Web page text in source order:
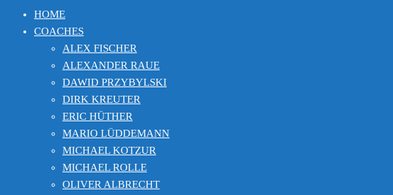
HOME
COACHES
ALEX FISCHER
ALEXANDER RAUE
DAWID PRZYBYLSKI
DIRK KREUTER
ERIC HÜTHER
MARIO LÜDDEMANN
MICHAEL KOTZUR
MICHAEL ROLLE
OLIVER ALBRECHT